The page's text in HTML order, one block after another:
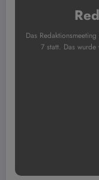
Das
7 statt. Das wurde